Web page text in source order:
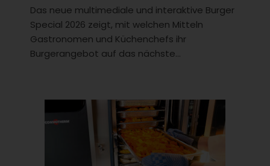
Das neue multimediale und interaktive Burger
Special 2026 zeigt, mit welchen Mitteln
Gastronomen und Küchenchefs ihr
Burgerangebot auf das nächste...